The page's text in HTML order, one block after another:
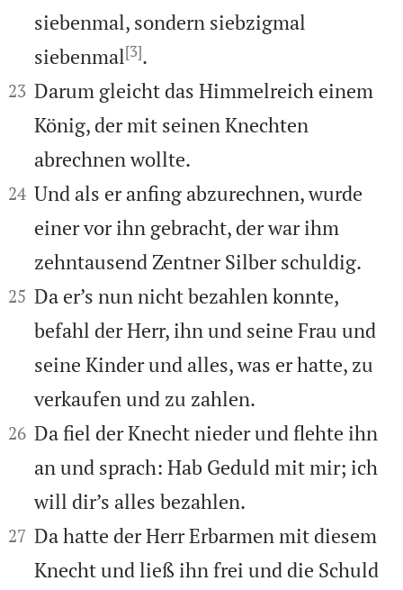
siebenmal, sondern siebzigmal
siebenmal[3].

23 Darum gleicht das Himmelreich einem
König, der mit seinen Knechten
abrechnen wollte.


24 Und als er anfing abzurechnen, wurde
einer vor ihn gebracht, der war ihm
zehntausend Zentner Silber schuldig.


25 Da er’s nun nicht bezahlen konnte,
befahl der Herr, ihn und seine Frau und
seine Kinder und alles, was er hatte, zu
verkaufen und zu zahlen.


26 Da fiel der Knecht nieder und flehte ihn
an und sprach: Hab Geduld mit mir; ich
will dir’s alles bezahlen.


27 Da hatte der Herr Erbarmen mit diesem
Knecht und ließ ihn frei und die Schuld
